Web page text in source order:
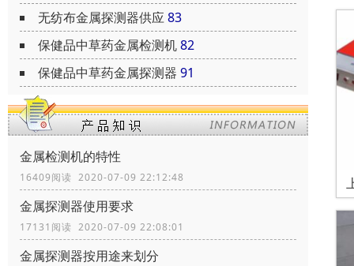
无纺布金属探测器供应83
保健品中草药金属检测机82
保健品中草药金属探测器 91
金属检测机的特性
16409阅读 2020-07-09 22:12:48
金属探测器使用要求
17131阅读 2020-07-09 22:08:01
金属探测器按用途来划分